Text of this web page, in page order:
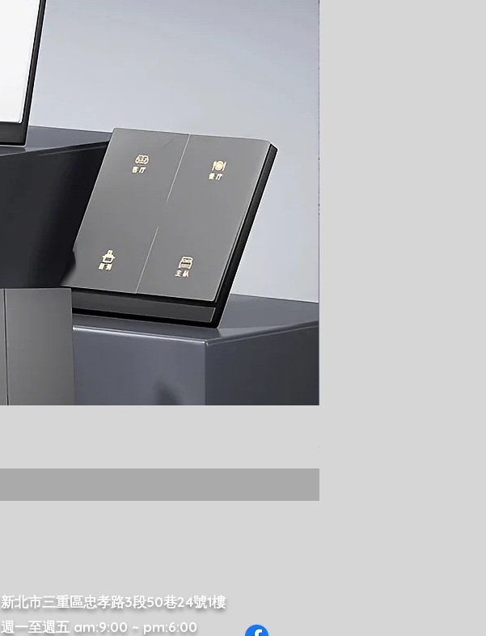
新北市三重區忠孝路3段50巷24號1樓
週一至週五 am:9:00 ~ pm:6:00